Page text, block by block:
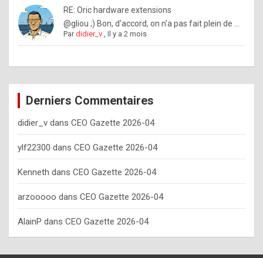
o
w
o
e
y
o
u
s
h
o
RE: Oric hardware extensions
@gliou ;) Bon, d'accord, on n'a pas fait plein de ...
Pardidier_v ,Il y a 2 mois
Derniers Commentaires
didier_v dans CEO Gazette 2026-04
ylf22300 dans CEO Gazette 2026-04
Kenneth dans CEO Gazette 2026-04
arzooooo dans CEO Gazette 2026-04
AlainP dans CEO Gazette 2026-04